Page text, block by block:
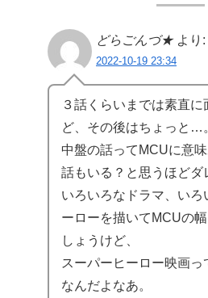
どらごんづ★ より:
2022-10-19 23:34
３話くらいまでは素直
ど、その後はちょっと…
中盤の話ってMCUに意
話もいる？と思うほどダ
いろいろなドラマ、いろ
ーローを描いてMCUの
しょうけど、
スーパーヒーロー映画
なんだよなあ。